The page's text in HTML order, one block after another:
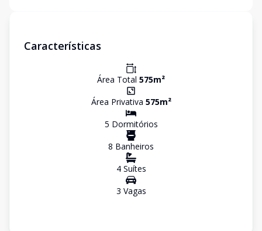
Características
Área Total 575m²
Área Privativa 575m²
5 Dormitórios
8 Banheiros
4Suítes
3 Vagas